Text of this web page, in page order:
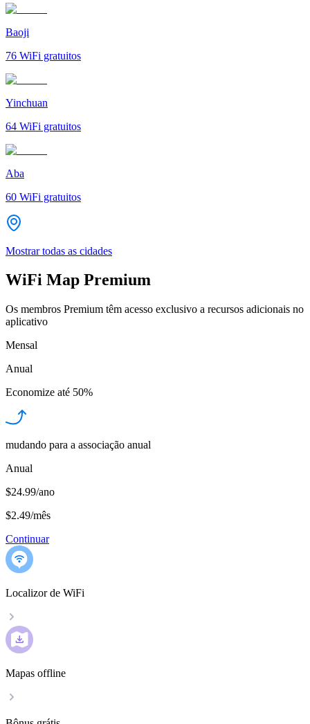
Baoji
76 WiFi gratuitos
Yinchuan
64 WiFi gratuitos
Aba
60 WiFi gratuitos
Mostrar todas as cidades
WiFi Map Premium
Os membros Premium têm acesso exclusivo a recursos adicionais no
aplicativo
Mensal
Anual
Economize até 50%
mudando para a associação anual
Anual
$24.99/ano
$2.49/mês
Continuar
Localizor de WiFi
Mapas offline